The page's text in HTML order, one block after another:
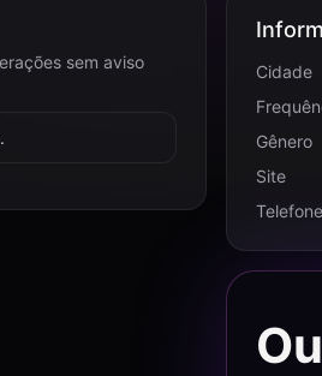
sem aviso
Cidade
Gênero
Site
Telefone